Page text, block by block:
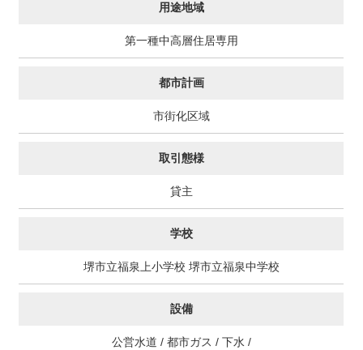
用途地域
第一種中高層住居専用
都市計画
市街化区域
取引態様
貸主
学校
堺市立福泉上小学校 堺市立福泉中学校
設備
公営水道 / 都市ガス / 下水 /